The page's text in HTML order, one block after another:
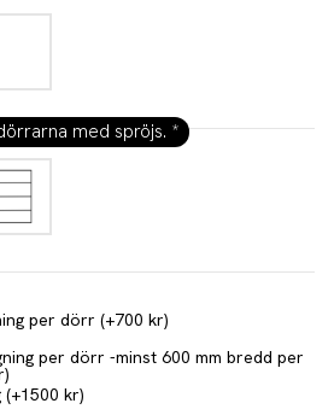
med spröjs. *
per dörr (+700 kr)
per dörr -minst 600 mm bredd per
)
(+1500 kr)